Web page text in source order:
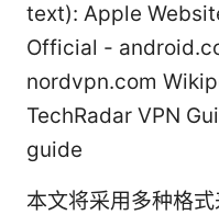
text): Apple
Official -
nordvpn.com
TechRadar VPN
guide
本文将采用多种格